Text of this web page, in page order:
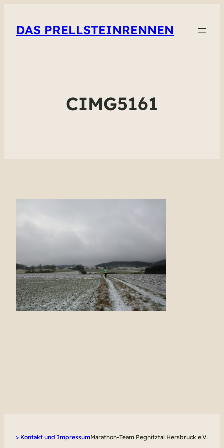
DAS PRELLSTEINRENNEN
CIMG5161
> Kontakt und ImpressumMarathon-Team Pegnitztal Hersbruck e.V.